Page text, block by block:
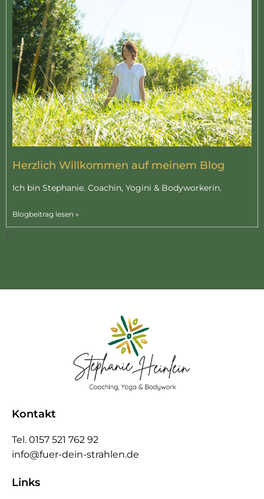
Herzlich Willkommen auf meinem Blog
Ich bin Stephanie. Coachin, Yogini & Bodyworkerin.
Blogbeitrag lesen »
Kontakt
Tel. 0157 521 762 92
info@fuer-dein-strahlen.de
Links